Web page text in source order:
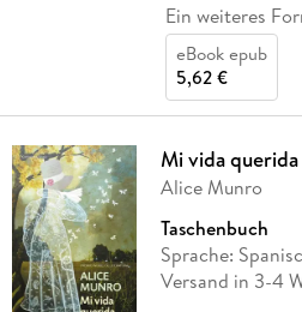
Ein weiteres
eBook epub
5,62 €
Mi vida querida
Alice Munro
Taschenbuch
Sprache:
Versand in 3-4